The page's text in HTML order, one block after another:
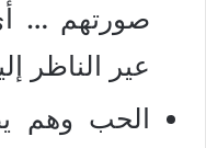
صورتهم …
عير الناظر
الحب وهم